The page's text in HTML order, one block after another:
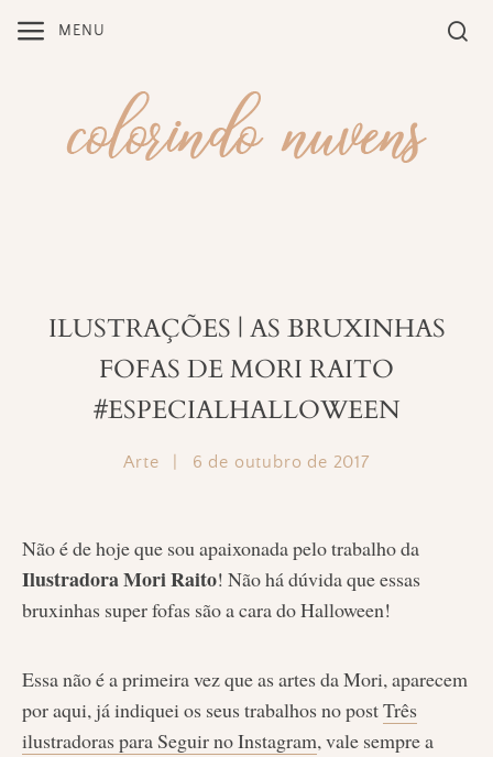
MENU
ILUSTRAÇÕES | AS BRUXINHAS
FOFAS DE MORI RAITO
#ESPECIALHALLOWEEN
Arte 6 de outubro de 2017
Não é de hoje que sou apaixonada pelo trabalho da
Ilustradora Mori Raito! Não há dúvida que essas
bruxinhas super fofas são a cara do Halloween!
Essa não é a primeira vez que as artes da Mori, aparecem
por aqui, já indiquei os seus trabalhos no postTrês
ilustradoras para Seguir no Instagram, vale sempre a